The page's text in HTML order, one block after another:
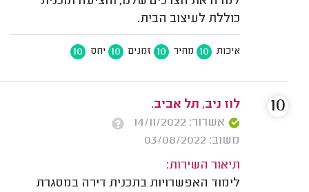
כוללת לעיצוב הבית.
איכות 10 מחיר 10 זמנים 10 יחס 10
לוז ניב, תל אביב.
אשרור: 14/11/2022
משוב: 03/08/2022
תיאור השירות:
לימוד האפשרויות בתכנית דירה במסגרת
10